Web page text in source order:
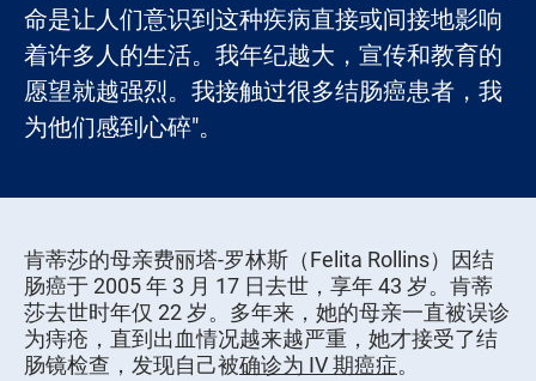
命是让人们意识到这种疾病直接或间接地影响
着许多人的生活。我年纪越大，宣传和教育的
愿望就越强烈。我接触过很多结肠癌患者，我
为他们感到心碎"。
肯蒂莎的母亲费丽塔-罗林斯（Felita Rollins）因结
肠癌于 2005 年 3 月 17 日去世，享年 43 岁。肯蒂
莎去世时年仅 22 岁。多年来，她的母亲一直被误诊
为痔疮，直到出血情况越来越严重，她才接受了结
肠镜检查，发现自己被确诊为 IV 期癌症。